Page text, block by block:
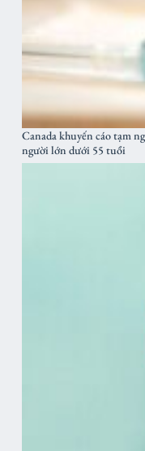
Canada khuyến cáo tạm
người lớn dưới 55 tuổi